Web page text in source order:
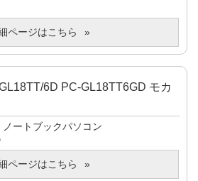
ページはこちら
6D PC-GL18TT6GD モカ
ノートブックパソコン
ページはこちら